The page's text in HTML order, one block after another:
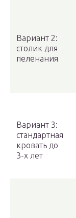
Вариант 2:
столик для
пеленания
Вариант 3:
стандартная
кровать до
3-х лет